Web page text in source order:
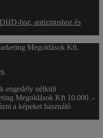
hoz, autizmushoz és
Megoldások Kft.
engedély nélküli
Megoldások Kft 10.000 .-
a képeket használó